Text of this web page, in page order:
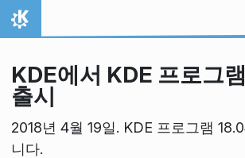
내용으로 이동
홈
KDE에서 KDE 프로그
출시
2018년 4월 19일. KDE 프로그램
니다.